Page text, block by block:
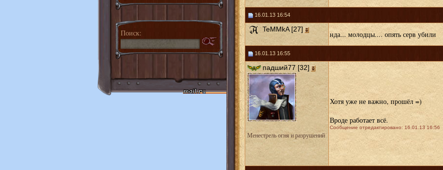
Поиск:
16.01.13 16:54
TeMMkA [27]
нда... молодцы.... опять серв убили
16.01.13 16:55
падший77 [32]
Менестрель огня и разрушений
Хотя уже не важно, прошёл =)
Вроде работает всё.
Сообщение отредактировано: 16.01.13 16:56